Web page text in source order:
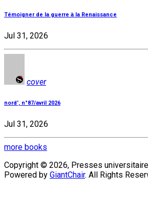
Témoigner de la guerre à la Renaissance
Jul 31, 2026
cover
nord', n°87/avril 2026
Jul 31, 2026
more books
Copyright © 2026, Presses
Powered by GiantChair. All Rights